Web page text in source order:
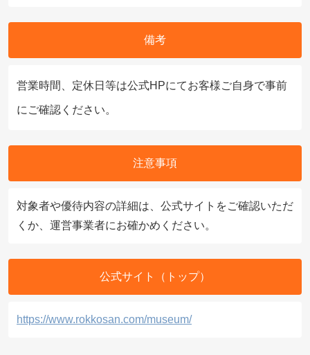
備考
営業時間、定休日等は公式HPにてお客様ご自身で事前
にご確認ください。
注意事項
対象者や優待内容の詳細は、公式サイトをご確認いただ
くか、運営事業者にお確かめください。
公式サイト（トップ）
https://www.rokkosan.com/museum/